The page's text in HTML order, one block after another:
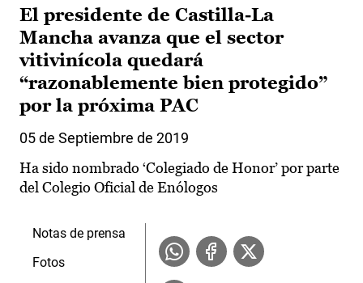
El presidente de Castilla-La
Mancha avanza que el sector
vitivinícola quedará
“razonablemente bien protegido”
por la próxima PAC
05 de Septiembre de 2019
Ha sido nombrado ‘Colegiado de Honor’ por parte
del Colegio Oficial de Enólogos
Notas de prensa
Fotos